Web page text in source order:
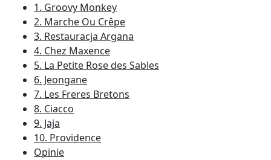
1. Groovy Monkey
2. Marche Ou Crêpe
3. Restauracja Argana
4. Chez Maxence
5. La Petite Rose des Sables
6. Jeongane
7. Les Freres Bretons
8. Ciacco
9. Jaja
10. Providence
Opinie